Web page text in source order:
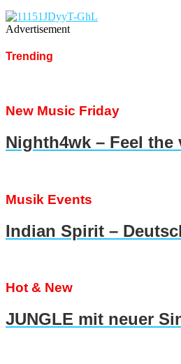
Advertisement
Trending
New Music Friday
Nighth4wk – Feel the
Musik Events
Indian Spirit –
Hot & New
JUNGLE mit neuer